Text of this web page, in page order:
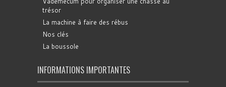
trésor
La machine à faire des rébus
Nos clés
La boussole
INFORMATIONS IMPORTANTES